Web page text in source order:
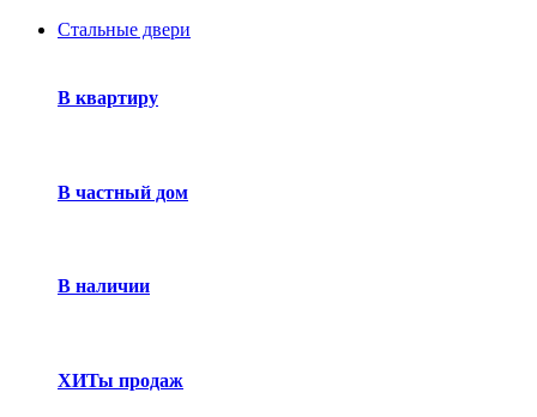
Стальные двери
В квартиру
В частный дом
В наличии
ХИТы продаж